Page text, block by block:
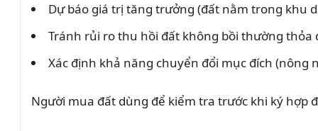
Dự báo giá trị tăng trưởng (đất nằm trong khu
Tránh rủi ro thu hồi đất không bồi thường thỏa
Xác định khả năng chuyển đổi mục đích (nông
Người mua đất dùng để kiểm tra trước khi ký hợp